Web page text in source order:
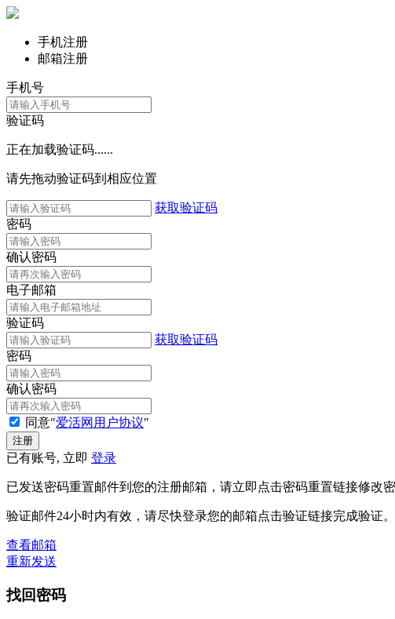
手机注册
邮箱注册
手机号
验证码
正在加载验证码......
请先拖动验证码到相应位置
获取验证码
密码
确认密码
电子邮箱
验证码
获取验证码
密码
确认密码
同意"爱活网用户协议"
已有账号, 立即 登录
已发送密码重置邮件到您的注册邮箱，请立即点击密码重置链接修改密
验证邮件24小时内有效，请尽快登录您的邮箱点击验证链接完成验证
查看邮箱
重新发送
找回密码